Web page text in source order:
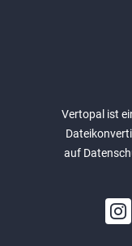
Vertopal ist
auf